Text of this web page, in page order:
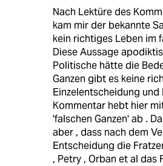
Nach Lektüre des
kam mir der bekannte
kein richtiges Leben im
Diese Aussage
Politische hätte die
Ganzen gibt es keine
Einzelentscheidung und
Kommentar hebt hier
'falschen Ganzen' ab .
aber , dass nach dem
Entscheidung die
, Petry , Orban et al das